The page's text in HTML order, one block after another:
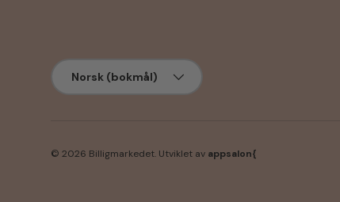
Språk
Norsk (bokmål)
© 2026 Billigmarkedet. Utviklet av appsalon{